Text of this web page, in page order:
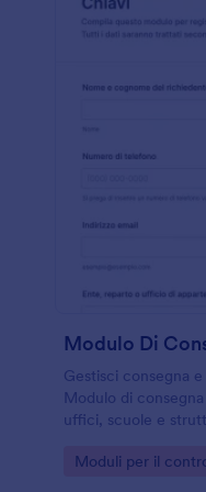
Gestisci consegna
Modulo di
uffici, scuole e
Go to Category:
Moduli per il